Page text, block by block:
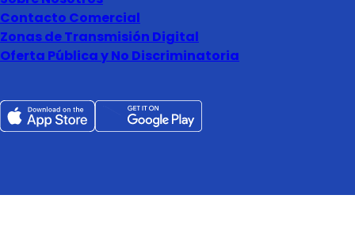
Contacto Comercial
Zonas de Transmisión Digital
Oferta Pública y No Discriminatoria